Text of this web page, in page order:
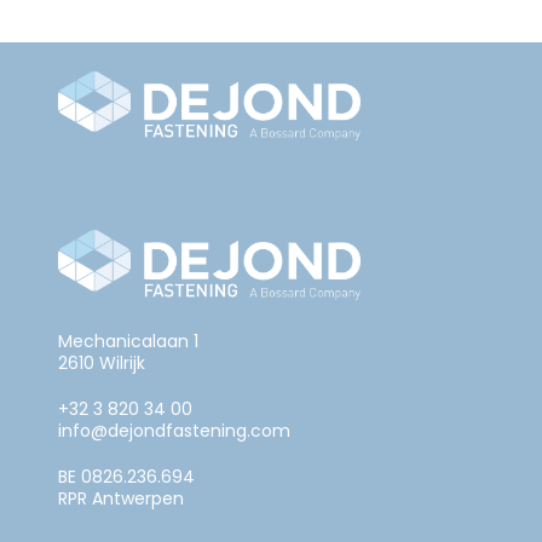
Mechanicalaan 1
2610 Wilrijk
+32 3 820 34 00
info@dejondfastening.com
BE 0826.236.694
RPR Antwerpen